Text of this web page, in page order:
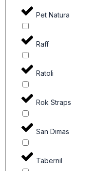
Pet Natura
Raff
Ratoli
Rok Straps
San Dimas
Tabernil